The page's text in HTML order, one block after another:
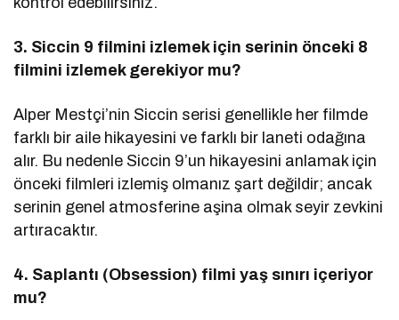
3. Siccin 9 filmini izlemek için serinin önceki 8
filmini izlemek gerekiyor mu?
Alper Mestçi’nin Siccin serisi genellikle her filmde
farklı bir aile hikayesini ve farklı bir laneti odağına
alır. Bu nedenle Siccin 9’un hikayesini anlamak için
önceki filmleri izlemiş olmanız şart değildir; ancak
serinin genel atmosferine aşina olmak seyir zevkini
artıracaktır.
4. Saplantı (Obsession) filmi yaş sınırı içeriyor
mu?